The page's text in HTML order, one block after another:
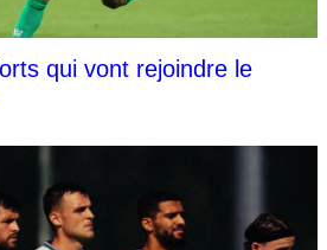
qui vont rejoindre le